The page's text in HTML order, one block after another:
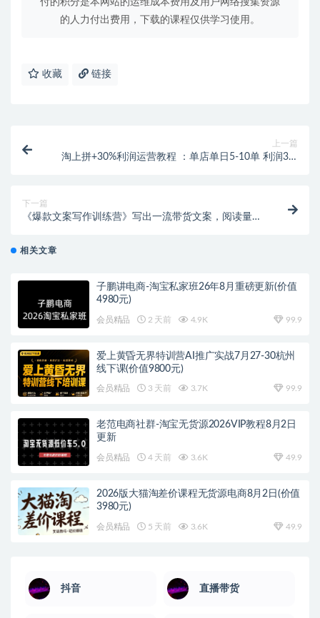
的人力付出费用，下载的课程仅供学习使用。
收藏 链接
上一篇
淘上拼+30%利润运营教程 ：单店单日5-10单 利润30-
下一篇
《爆款文案写作训练营》写出一流带货文案，阅读量提
相关文章
子鹏讲电商-淘宝私家班26年8月重磅更新(价值
4980元)
会员精品 2 天前 4.9K 99.9
爱上黄昏无界特训营AI推广实战7月27-30杭州
线下课(价值9800元)
会员精品 3 天前 3.7K 99.9
老范电商社群-淘宝无货源2026VIP教程8月2日
更新
会员精品 4 天前 3.6K 49.9
2026版大猫淘差价课程无货源电商8月2日(价值
3980元)
会员精品 5 天前 3.6K 49.9
抖音 直播带货